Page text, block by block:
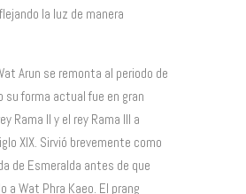
la luz de manera
Arun se remonta al periodo de
su forma actual fue en gran
Rama II y el rey Rama III a
XIX. Sirvió brevemente como
de Esmeralda antes de que
a Wat Phra Kaeo. El prang